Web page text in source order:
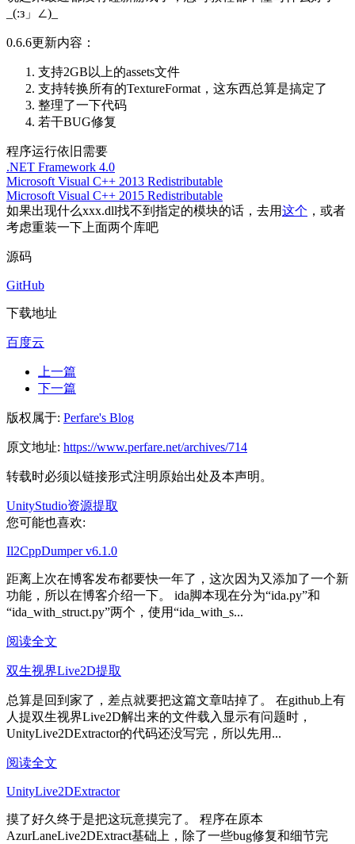
_(:з」∠)_
0.6.6更新内容：
支持2GB以上的assets文件
支持转换所有的TextureFormat，这东西总算是搞定了
整理了一下代码
若干BUG修复
程序运行依旧需要
.NET Framework 4.0
Microsoft Visual C++ 2013 Redistributable
Microsoft Visual C++ 2015 Redistributable
如果出现什么xxx.dll找不到指定的模块的话，去用这个 ，或者
考虑重装一下上面两个库吧
源码
GitHub
下载地址
百度云
上一篇
下一篇
版权属于: Perfare's Blog
原文地址: https://www.perfare.net/archives/714
转载时必须以链接形式注明原始出处及本声明。
UnityStudio资源提取
您可能也喜欢:
Il2CppDumper v6.1.0
距离上次在博客发布都要快一年了，这次因为又添加了一个新
功能，所以在博客介绍一下。 ida脚本现在分为“ida.py”和
“ida_with_struct.py”两个，使用“ida_with_s...
阅读全文
双生视界Live2D提取
总算是回到家了，差点就要把这篇文章咕掉了。 在github上有
人提双生视界Live2D解出来的文件载入显示有问题时，
UnityLive2DExtractor的代码还没写完，所以先用...
阅读全文
UnityLive2DExtractor
摸了好久终于是把这玩意摸完了。 程序在原本
AzurLaneLive2DExtract基础上，除了一些bug修复和细节完